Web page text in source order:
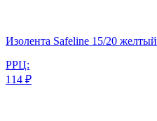
Изолента Safeline 15/20 желтый
РРЦ:
114 ₽